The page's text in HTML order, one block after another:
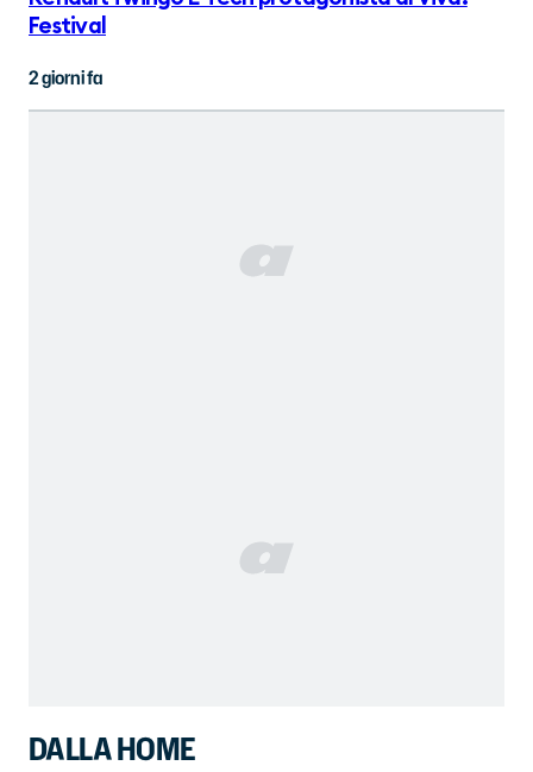
Festival
2 giorni fa
DALLA HOME